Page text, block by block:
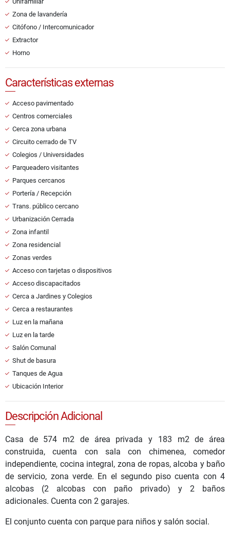
Zona de lavandería
Citófono / Intercomunicador
Extractor
Horno
Características externas
Acceso pavimentado
Centros comerciales
Cerca zona urbana
Circuito cerrado de TV
Colegios / Universidades
Parqueadero visitantes
Parques cercanos
Portería / Recepción
Trans. público cercano
Urbanización Cerrada
Zona infantil
Zona residencial
Zonas verdes
Acceso con tarjetas o dispositivos
Acceso discapacitados
Cerca a Jardines y Colegios
Cerca a restaurantes
Luz en la mañana
Luz en la tarde
Salón Comunal
Shut de basura
Tanques de Agua
Ubicación Interior
Descripción Adicional
Casa de 574 m2 de área privada y 183 m2 de área
construida, cuenta con sala con chimenea, comedor
independiente, cocina integral, zona de ropas, alcoba y baño
de servicio, zona verde. En el segundo piso cuenta con 4
alcobas (2 alcobas con paño privado) y 2 baños
adicionales. Cuenta con 2 garajes.
El conjunto cuenta con parque para niños y salón social.